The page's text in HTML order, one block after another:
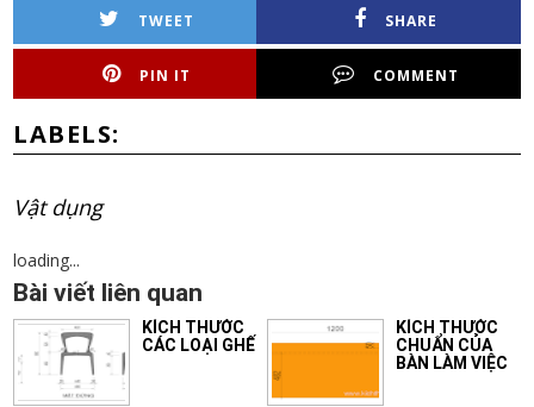
TWEET SHARE
PIN IT COMMENT
LABELS:
Vật dụng
loading...
Bài viết liên quan
KÍCH THƯỚC
CÁC LOẠI GHẾ
KÍCH THƯỚC
CHUẨN CỦA
BÀN LÀM VIỆC